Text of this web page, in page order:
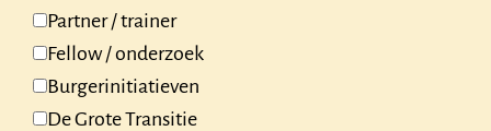
Partner / trainer
Fellow / onderzoek
Burgerinitiatieven
De Grote Transitie